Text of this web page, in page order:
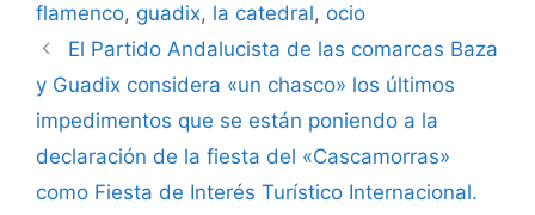
flamenco, guadix, la catedral, ocio
El Partido Andalucista de las comarcas Baza
y Guadix considera «un chasco» los últimos
impedimentos que se están poniendo a la
declaración de la fiesta del «Cascamorras»
como Fiesta de Interés Turístico Internacional.